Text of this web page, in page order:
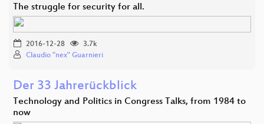
The struggle for security for all.
2016-12-28
3.7k
Claudio "nex" Guarnieri
Der 33 Jahrerückblick
Technology and Politics in Congress Talks, from 1984 to
now